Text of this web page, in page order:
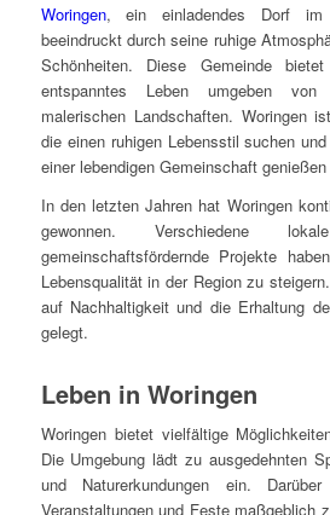
Woringen, ein einladendes Dorf im
beeindruckt durch seine ruhige
Schönheiten. Diese Gemeinde
entspanntes Leben umgeben
malerischen Landschaften. Woringen
die einen ruhigen Lebensstil suchen
einer lebendigen Gemeinschaft
In den letzten Jahren hat Woringen
gewonnen. Verschiedene
gemeinschaftsfördernde Projekte
Lebensqualität in der Region zu
auf Nachhaltigkeit und die Erhaltung
gelegt.
Leben in Woringen
Woringen bietet vielfältige
Die Umgebung lädt zu ausgedehnten
und Naturerkundungen ein.
Veranstaltungen und Feste maßgeblich